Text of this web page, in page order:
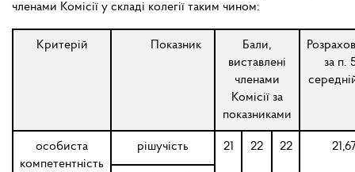
членами Комісії у складі колегії таким чином:
Критерій Показник
Бали,
виставлені
членами
Комісії за
показниками
за п.
особиста
компетентність
рішучість 21 22 22